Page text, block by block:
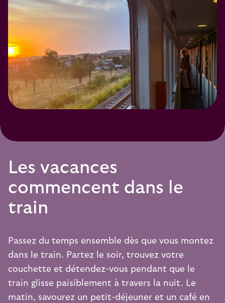
Les vacances
commencent dans le
train
Passez du temps ensemble dès que vous montez
dans le train. Partez le soir, trouvez votre
couchette et détendez-vous pendant que le
train glisse paisiblement à travers la nuit. Le
matin, savourez un petit-déjeuner et un café en